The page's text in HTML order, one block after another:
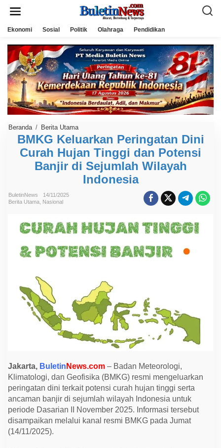
Ekonomi Sosial Politik Olahraga Pendidikan
Beranda / Berita Utama
K
G
K
e
l
P
e
i
n
D
i
n
i
u
r
H
j
a
n
T
i
n
g
BMKG Keluarkan Peringatan Dini
Curah Hujan Tinggi dan Potensi
Banjir di Sejumlah Wilayah
Indonesia
BuletinNews
14/11/2025
Berita Utama Nasional
Jakarta, Buletin News.com – Badan Meteorologi,
Klimatologi, dan Geofisika (BMKG) resmi mengeluarkan
peringatan dini terkait potensi curah hujan tinggi serta
ancaman banjir di sejumlah wilayah Indonesia untuk
periode Dasarian II November 2025. Informasi tersebut
disampaikan melalui kanal resmi BMKG pada Jumat
(14/11/2025).